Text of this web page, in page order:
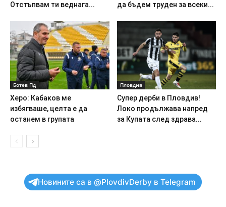
Отстъпвам ти веднага...
да бъдем труден за всеки...
Ботев Пд
Херо: Кабаков ме
избягваше, целта е да
останем в групата
Пловдив
Супер дерби в Пловдив!
Локо продължава напред
за Купата след здрава...
Новините са в @PlovdivDerby в Telegram